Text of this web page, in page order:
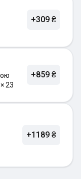
+309 ₴
23
+859 ₴
+1189 ₴